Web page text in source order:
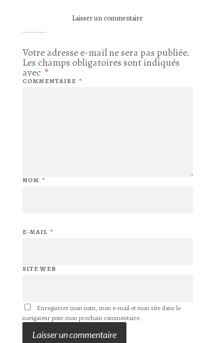
Laisser un commentaire
Votre adresse e-mail ne sera pas publiée.
Les champs obligatoires sont indiqués
avec *
COMMENTAIRE *
NOM *
E-MAIL *
SITE WEB
Enregistrer mon nom, mon e-mail et mon site dans le
navigateur pour mon prochain commentaire.